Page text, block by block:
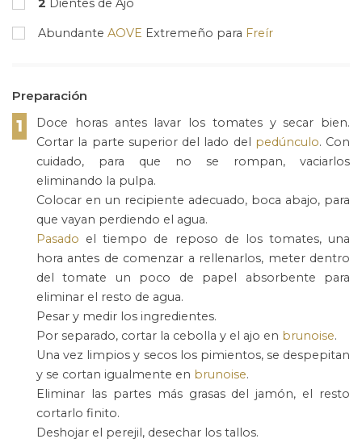
2 Dientes de Ajo
Abundante AOVE Extremeño para Freír
Preparación
1
Doce horas antes lavar los tomates y secar bien.
Cortar la parte superior del lado del pedúnculo. Con
cuidado, para que no se rompan, vaciarlos
eliminando la pulpa.
Colocar en un recipiente adecuado, boca abajo, para
que vayan perdiendo el agua.
Pasado el tiempo de reposo de los tomates, una
hora antes de comenzar a rellenarlos, meter dentro
del tomate un poco de papel absorbente para
eliminar el resto de agua.
Pesar y medir los ingredientes.
Por separado, cortar la cebolla y el ajo en brunoise.
Una vez limpios y secos los pimientos, se despepitan
y se cortan igualmente en brunoise.
Eliminar las partes más grasas del jamón, el resto
cortarlo finito.
Deshojar el perejil, desechar los tallos.